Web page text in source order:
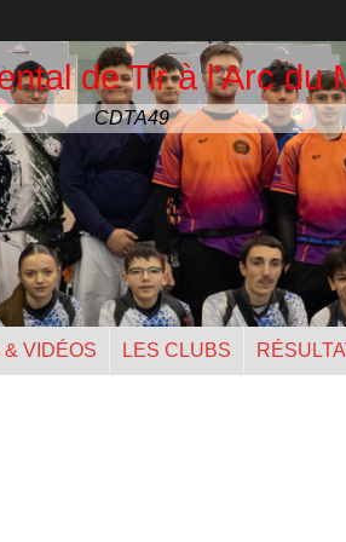
de Tir à l'Arc du
CDTA49
& VIDÉOS LES CLUBS